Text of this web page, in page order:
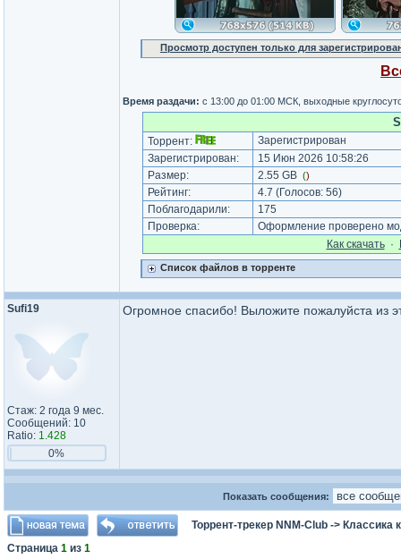
Просмотр доступен только для
Время раздачи: с 13:00 до 01:00 МСК, выходные
Торрент:
Зарегистрирован
Зарегистрирован:
15 Июн 2026 10:58:26
Размер:
2.55 GB ()
Рейтинг: 4.7 (Голосов: 56)
Поблагодарили:
175
Проверка:
Оформление проверено
Как cкачать·
Список файлов в торренте
Sufi19
Стаж: 2 года 9 мес.
Сообщений: 10
Ratio: 1.428
0%
Огромное спасибо! Выложите пожалуйста из
Показать сообщения:
Торрент-трекер NNM-Club -> Классика
Страница 1 из 1